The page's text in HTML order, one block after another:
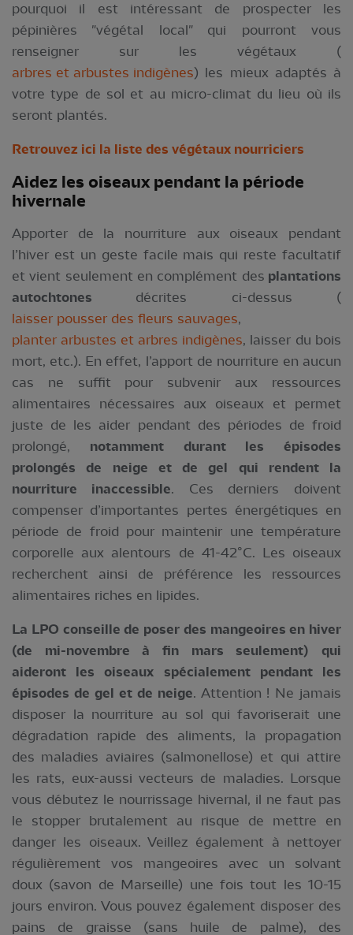
pourquoi il est intéressant de prospecter les
pépinières "végétal local" qui pourront vous
renseigner sur les végétaux (
arbres et arbustes indigènes) les mieux adaptés à
votre type de sol et au micro-climat du lieu où ils
seront plantés.
Retrouvez ici la liste des végétaux nourriciers
Aidez les oiseaux pendant la période
hivernale
Apporter de la nourriture aux oiseaux pendant
l’hiver est un geste facile mais qui reste facultatif
et vient seulement en complément des plantations
autochtones décrites ci-dessus (
laisser pousser des fleurs sauvages,
planter arbustes et arbres indigènes, laisser du bois
mort, etc.). En effet, l’apport de nourriture en aucun
cas ne suffit pour subvenir aux ressources
alimentaires nécessaires aux oiseaux et permet
juste de les aider pendant des périodes de froid
prolongé, notamment durant les épisodes
prolongés de neige et de gel qui rendent la
nourriture inaccessible. Ces derniers doivent
compenser d’importantes pertes énergétiques en
période de froid pour maintenir une température
corporelle aux alentours de 41-42°C. Les oiseaux
recherchent ainsi de préférence les ressources
alimentaires riches en lipides.
La LPO conseille de poser des mangeoires en hiver
(de mi-novembre à fin mars seulement) qui
aideront les oiseaux spécialement pendant les
épisodes de gel et de neige. Attention ! Ne jamais
disposer la nourriture au sol qui favoriserait une
dégradation rapide des aliments, la propagation
des maladies aviaires (salmonellose) et qui attire
les rats, eux-aussi vecteurs de maladies. Lorsque
vous débutez le nourrissage hivernal, il ne faut pas
le stopper brutalement au risque de mettre en
danger les oiseaux. Veillez également à nettoyer
régulièrement vos mangeoires avec un solvant
doux (savon de Marseille) une fois tout les 10-15
jours environ. Vous pouvez également disposer des
pains de graisse (sans huile de palme), des